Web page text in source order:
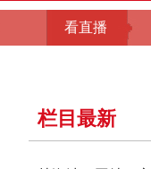
看直播
栏目最新